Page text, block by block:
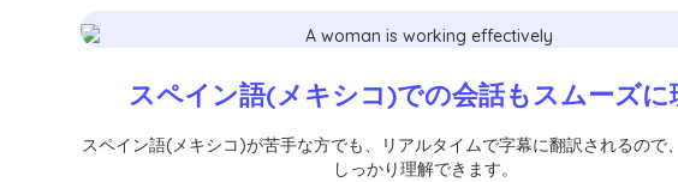
スペイン語(メキシコ)での会話もスムーズに
スペイン語(メキシコ)が苦手な方でも、リアルタイムで字幕に翻訳されるので
しっかり理解できます。